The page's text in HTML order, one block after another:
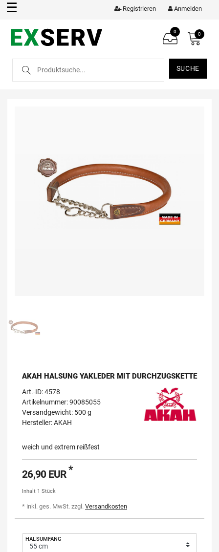
☰ Anmelden
Registrieren
SUCHE
0 0
AKAH HALSUNG YAKLEDER MIT DURCHZUGSKETTE
Art.-ID:4578
Artikelnummer: 90085055
Versandgewicht: 500 g
Hersteller:AKAH
weich und extrem reißfest
26,90 EUR*
Inhalt 1 Stück
* inkl. ges. MwSt. zzgl. Versandkosten
HALSUMFANG